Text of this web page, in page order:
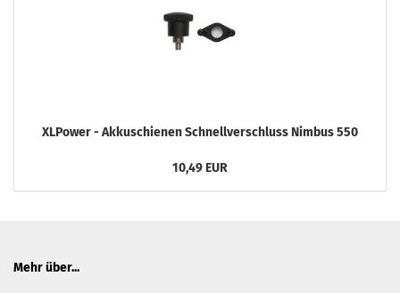
XLPower - Akkuschienen Schnellverschluss Nimbus 550
10,49 EUR
Mehr über...